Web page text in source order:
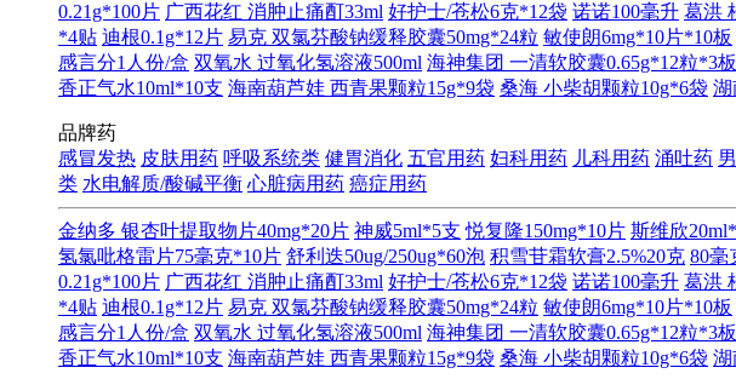
0.21g*100片 广西花红 消肿止痛酊33ml 好护士/苍松6克*12袋 诺诺100毫升 葛洪
*4贴 迪根0.1g*12片 易克 双氯芬酸钠缓释胶囊50mg*24粒 敏使朗6mg*10片*10板
感言分1人份/盒 双氧水 过氧化氢溶液500ml 海神集团 一清软胶囊0.65g*12粒*3板
香正气水10ml*10支 海南葫芦娃 西青果颗粒15g*9袋 桑海 小柴胡颗粒10g*6袋 湖
品牌药
感冒发热 皮肤用药 呼吸系统类 健胃消化 五官用药 妇科用药 儿科用药 涌吐药
类 水电解质/酸碱平衡 心脏病用药 癌症用药
金纳多 银杏叶提取物片40mg*20片 神威5ml*5支 悦复隆150mg*10片 斯维欣
氢氯吡格雷片75毫克*10片 舒利迭50ug/250ug*60泡 积雪苷霜软膏2.5%20克 80毫
0.21g*100片 广西花红 消肿止痛酊33ml 好护士/苍松6克*12袋 诺诺100毫升 葛洪
*4贴 迪根0.1g*12片 易克 双氯芬酸钠缓释胶囊50mg*24粒 敏使朗6mg*10片*10板
感言分1人份/盒 双氧水 过氧化氢溶液500ml 海神集团 一清软胶囊0.65g*12粒*3板
香正气水10ml*10支 海南葫芦娃 西青果颗粒15g*9袋 桑海 小柴胡颗粒10g*6袋 湖